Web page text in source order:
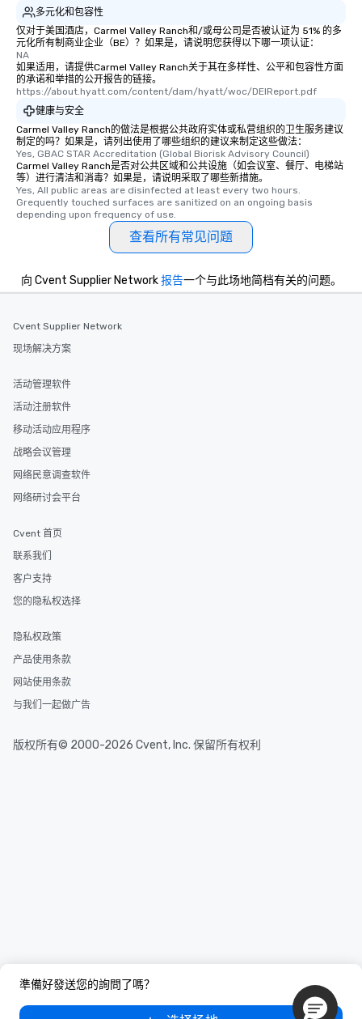
多元化和包容性
仅对于美国酒店，Carmel Valley Ranch和/或母公司是否被认证为 51% 的多
元化所有制商业企业（BE）？如果是，请说明您获得以下哪一项认证：
NA
如果适用，请提供Carmel Valley Ranch关于其在多样性、公平和包容性方面
的承诺和举措的公开报告的链接。
https://about.hyatt.com/content/dam/hyatt/woc/DEIReport.pdf
健康与安全
Carmel Valley Ranch的做法是根据公共政府实体或私营组织的卫生服务建议
制定的吗？如果是，请列出使用了哪些组织的建议来制定这些做法：
Yes, GBAC STAR Accreditation (Global Biorisk Advisory Council)
Carmel Valley Ranch是否对公共区域和公共设施（如会议室、餐厅、电梯站
等）进行清洁和消毒？如果是，请说明采取了哪些新措施。
Yes, All public areas are disinfected at least every two hours.
Grequently touched surfaces are sanitized on an ongoing basis
depending upon frequency of use.
查看所有常见问题
準備好發送您的詢問了嗎？
向 Cvent Supplier Network报告一个与此场地简档有关的问题。
Cvent Supplier Network
现场解决方案
活动管理软件
活动注册软件
移动活动应用程序
战略会议管理
网络民意调查软件
网络研讨会平台
Cvent 首页
联系我们
客户支持
您的隐私权选择
隐私权政策
产品使用条款
网站使用条款
与我们一起做广告
版权所有© 2000-2026 Cvent, Inc. 保留所有权利